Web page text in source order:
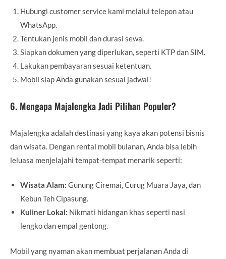
Hubungi customer service kami melalui telepon atau
WhatsApp.
Tentukan jenis mobil dan durasi sewa.
Siapkan dokumen yang diperlukan, seperti KTP dan SIM.
Lakukan pembayaran sesuai ketentuan.
Mobil siap Anda gunakan sesuai jadwal!
6. Mengapa Majalengka Jadi Pilihan Populer?
Majalengka adalah destinasi yang kaya akan potensi bisnis
dan wisata. Dengan rental mobil bulanan, Anda bisa lebih
leluasa menjelajahi tempat-tempat menarik seperti:
Wisata Alam: Gunung Ciremai, Curug Muara Jaya, dan
Kebun Teh Cipasung.
Kuliner Lokal: Nikmati hidangan khas seperti nasi
lengko dan empal gentong.
Mobil yang nyaman akan membuat perjalanan Anda di